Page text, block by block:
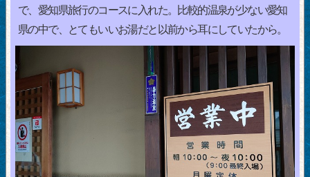
で、愛知県旅行のコースに入れた。比較的温泉が少ない愛知
県の中で、とてもいいお湯だと以前から耳にしていたから。